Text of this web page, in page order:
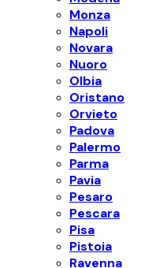
Monza
Napoli
Novara
Nuoro
Olbia
Oristano
Orvieto
Padova
Palermo
Parma
Pavia
Pesaro
Pescara
Pisa
Pistoia
Ravenna